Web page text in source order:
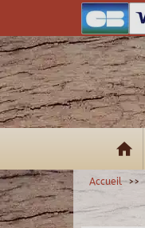
Accueil